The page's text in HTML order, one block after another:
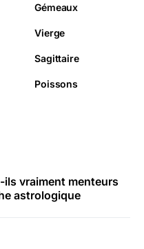
Gémeaux
Vierge
Sagittaire
Poissons
ils vraiment menteurs
astrologique